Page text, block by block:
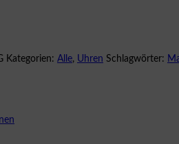
Kategorien: Alle, Uhren Schlagwörter: